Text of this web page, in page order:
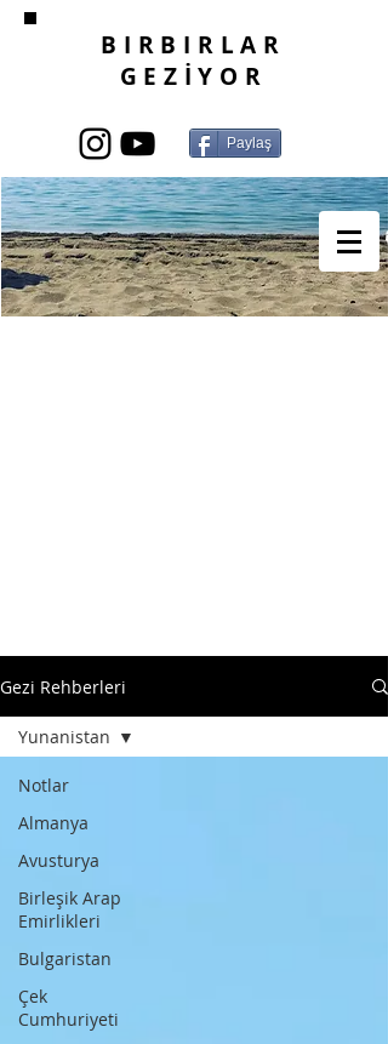
BIRBIRLAR
GEZİYOR
Paylaş
Gezi Rehberleri
Notlar
Almanya
Avusturya
Birleşik Arap
Emirlikleri
Bulgaristan
Çek
Cumhuriyeti
Yunanistan